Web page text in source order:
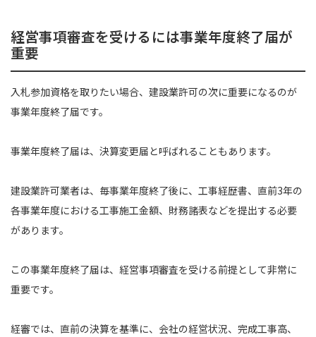
経営事項審査を受けるには事業年度終了届が
重要
入札参加資格を取りたい場合、建設業許可の次に重要になるのが
事業年度終了届です。
事業年度終了届は、決算変更届と呼ばれることもあります。
建設業許可業者は、毎事業年度終了後に、工事経歴書、直前3年の
各事業年度における工事施工金額、財務諸表などを提出する必要
があります。
この事業年度終了届は、経営事項審査を受ける前提として非常に
重要です。
経審では、直前の決算を基準に、会社の経営状況、完成工事高、